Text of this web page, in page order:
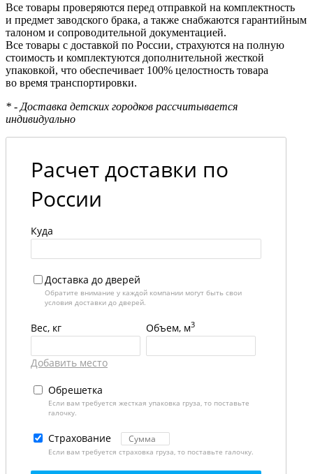
Все товары проверяются перед отправкой на комплектность
и предмет заводского брака, а также снабжаются гарантийным
талоном и сопроводительной документацией.
Все товары с доставкой по России, страхуются на полную
стоимость и комплектуются дополнительной жесткой
упаковкой, что обеспечивает 100% целостность товара
во время транспортировки.
* - Доставка детских городков рассчитывается
индивидуально
Расчет доставки по
России
Куда
Доставка до дверей
Обратите внимание у каждой компании могут быть свои
условия доставки до дверей.
Вес, кг Объем, м3
Добавить место
Обрешетка
Если вам требуется жесткая упаковка груза, то поставьте
галочку.
Страхование
Если вам требуется страховка груза, то поставьте галочку.